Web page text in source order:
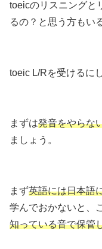
toeicのリスニングと
るの？と思う方もい
toeic L/Rを受けるに
まずは発音をやらな
ましょう。
まず英語には日本語
学んでおかないと、
知っている音で保管